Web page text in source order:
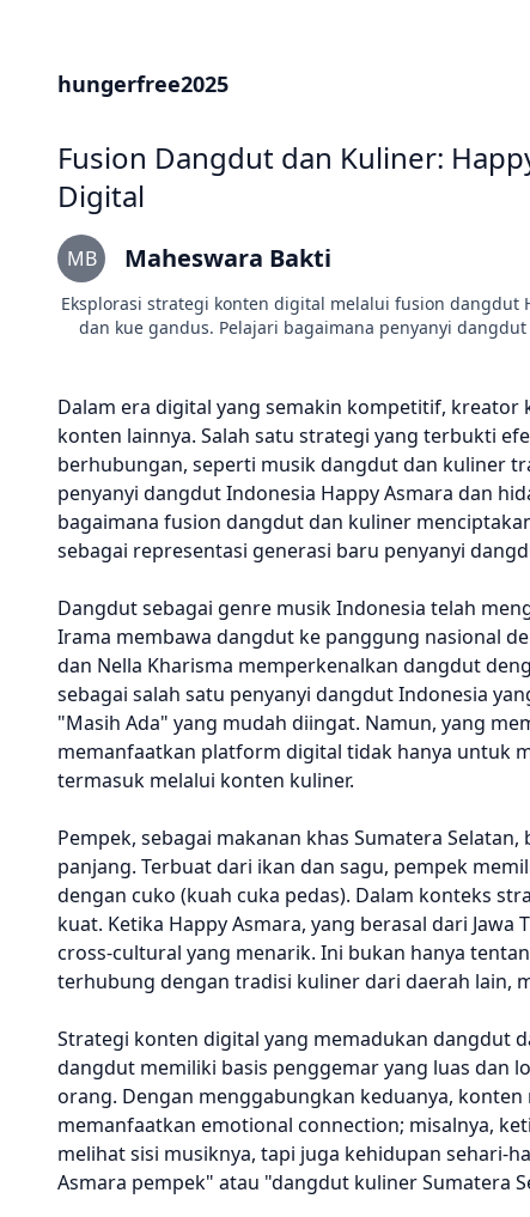
hungerfree2025
Fusion Dangdut dan Kuliner:
Digital
MB Maheswara Bakti
Eksplorasi strategi konten digital melalui fusion dangdut
dan kue gandus. Pelajari bagaimana penyanyi
Dalam era digital yang semakin kompetitif,
konten lainnya. Salah satu strategi yang terbukti
berhubungan, seperti musik dangdut dan kuliner
penyanyi dangdut Indonesia Happy Asmara dan
bagaimana fusion dangdut dan kuliner
sebagai representasi generasi baru penyanyi
Dangdut sebagai genre musik Indonesia telah
Irama membawa dangdut ke panggung nasional
dan Nella Kharisma memperkenalkan dangdut
sebagai salah satu penyanyi dangdut Indonesia
"Masih Ada" yang mudah diingat. Namun, yang
memanfaatkan platform digital tidak hanya untuk
termasuk melalui konten kuliner.
Pempek, sebagai makanan khas Sumatera
panjang. Terbuat dari ikan dan sagu, pempek
dengan cuko (kuah cuka pedas). Dalam konteks
kuat. Ketika Happy Asmara, yang berasal dari
cross-cultural yang menarik. Ini bukan hanya
terhubung dengan tradisi kuliner dari daerah lain,
Strategi konten digital yang memadukan dangdut
dangdut memiliki basis penggemar yang luas dan
orang. Dengan menggabungkan keduanya,
memanfaatkan emotional connection; misalnya,
melihat sisi musiknya, tapi juga kehidupan sehari-
Asmara pempek" atau "dangdut kuliner Sumatera